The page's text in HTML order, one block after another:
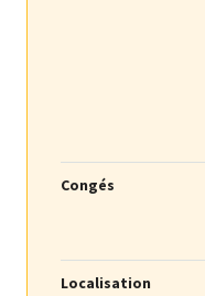
Congés
Localisation